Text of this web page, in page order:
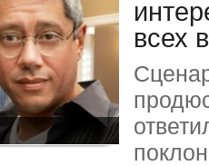
всех